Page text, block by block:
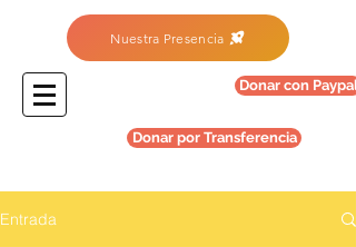
Nuestra Presencia
Donar con Paypal
Donar por Transferencia
Entrada